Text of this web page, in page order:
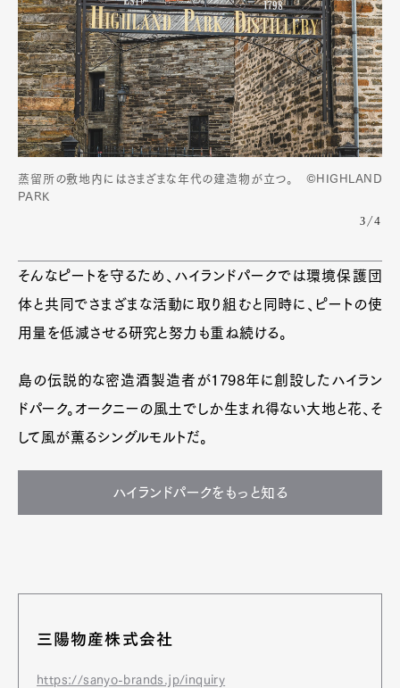
蒸留所の敷地内にはさまざまな年代の建造物が立つ。 ©HIGHLAND
PARK
3/4
そんなピートを守るため、ハイランドパークでは環境保護団
体と共同でさまざまな活動に取り組むと同時に、ピートの使
用量を低減させる研究と努力も重ね続ける。
島の伝説的な密造酒製造者が1798年に創設したハイラン
ドパーク。オークニーの風土でしか生まれ得ない大地と花、そ
して風が薫るシングルモルトだ。
ハイランドパークをもっと知る
三陽物産株式会社
https://sanyo-brands.jp/inquiry